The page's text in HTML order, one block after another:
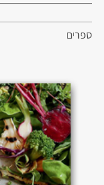
ספרים